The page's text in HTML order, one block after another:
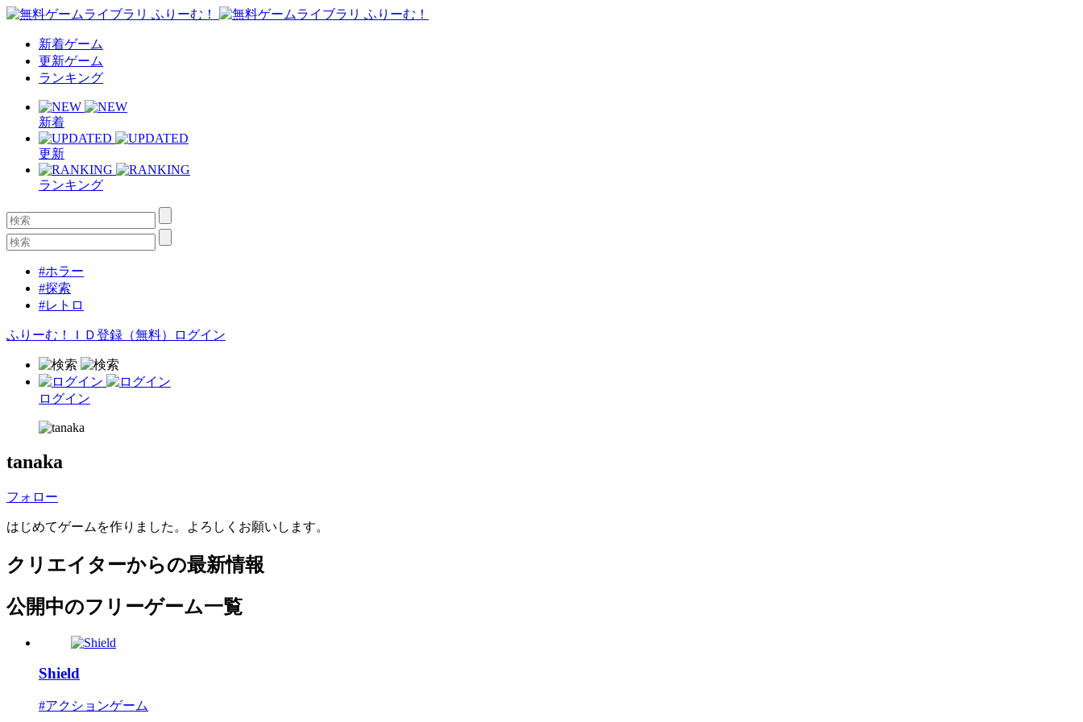
新着ゲーム
更新ゲーム
ランキング
新着
更新
ランキング
#ホラー
#探索
#レトロ
ふりーむ！ＩＤ登録（無料） ログイン
ログイン
tanaka
フォロー
はじめてゲームを作りました。よろしくお願いします。
クリエイターからの最新情報
公開中のフリーゲーム一覧
Shield
#アクションゲーム